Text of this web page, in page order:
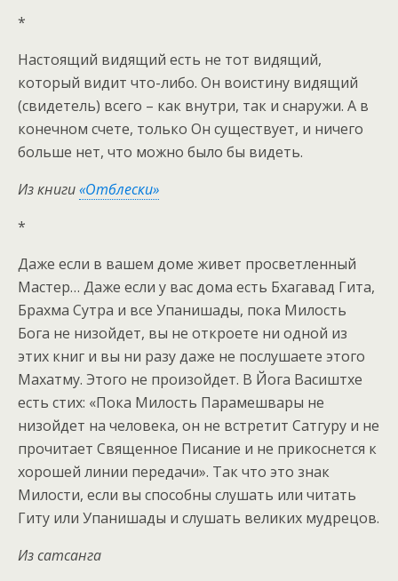
*
Настоящий видящий есть не тот видящий,
который видит что-либо. Он воистину видящий
(свидетель) всего – как внутри, так и снаружи. А в
конечном счете, только Он существует, и ничего
больше нет, что можно было бы видеть.
Из книги«Отблески»
*
Даже если в вашем доме живет просветленный
Мастер… Даже если у вас дома есть Бхагавад Гита,
Брахма Сутра и все Упанишады, пока Милость
Бога не низойдет, вы не откроете ни одной из
этих книг и вы ни разу даже не послушаете этого
Махатму. Этого не произойдет. В Йога Васиштхе
есть стих: «Пока Милость Парамешвары не
низойдет на человека, он не встретит Сатгуру и не
прочитает Священное Писание и не прикоснется к
хорошей линии передачи». Так что это знак
Милости, если вы способны слушать или читать
Гиту или Упанишады и слушать великих мудрецов.
Из сатсанга